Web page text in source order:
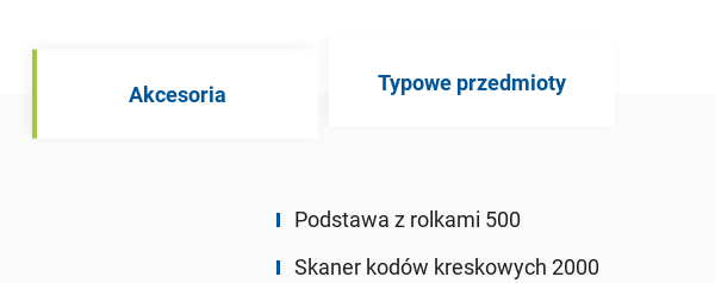
Akcesoria Typowe przedmioty
Podstawa z rolkami 500
Skaner kodów kreskowych 2000